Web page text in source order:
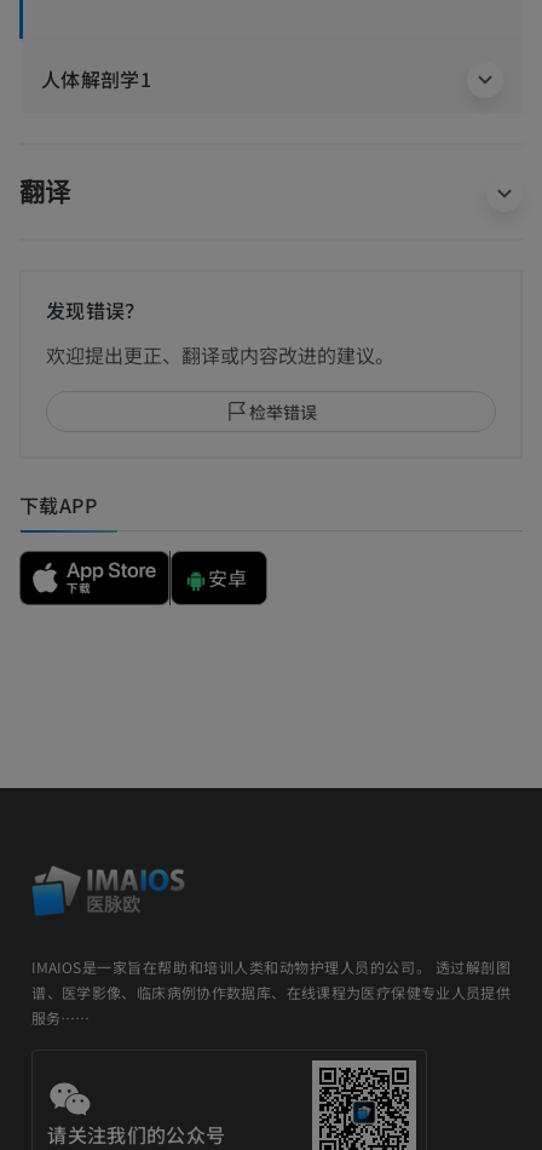
人体解剖学1
翻译
发现错误？
欢迎提出更正、翻译或内容改进的建议。
检举错误
下载APP
安卓
IMAIOS是一家旨在帮助和培训人类和动物护理人员的公司。 透过解剖图
谱、医学影像、临床病例协作数据库、在线课程为医疗保健专业人员提供
服务……
请关注我们的公众号